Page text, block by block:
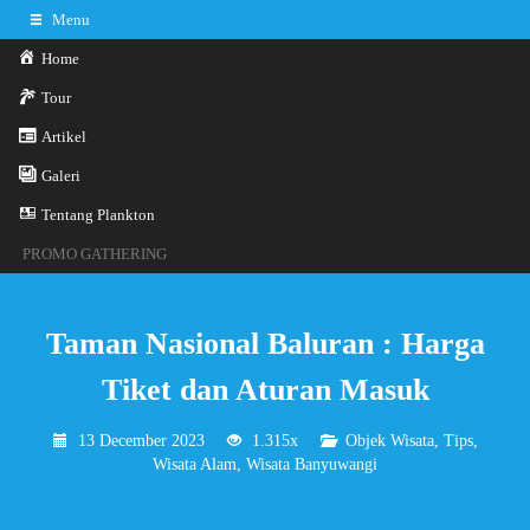
Menu
Home
Tour
Artikel
Galeri
Tentang Plankton
PROMO GATHERING
Taman Nasional Baluran : Harga
Tiket dan Aturan Masuk
13 December 2023 1.315x Objek Wisata, Tips,
Wisata Alam Wisata Banyuwangi